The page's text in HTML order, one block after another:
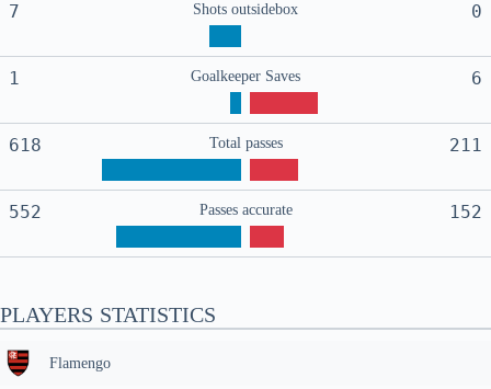
7 Shots outsidebox 0
1 Goalkeeper Saves 6
618 Total passes 211
552 Passes accurate 152
PLAYERS STATISTICS
Flamengo